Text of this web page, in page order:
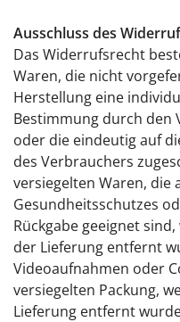
Ausschluss des
Das Widerrufsrecht
Waren, die nicht
Herstellung eine
Bestimmung durch den
oder die eindeutig auf
des Verbrauchers
versiegelten Waren, die
Gesundheitsschutzes
Rückgabe geeignet
der Lieferung entfernt
Videoaufnahmen oder
versiegelten Packung,
Lieferung entfernt